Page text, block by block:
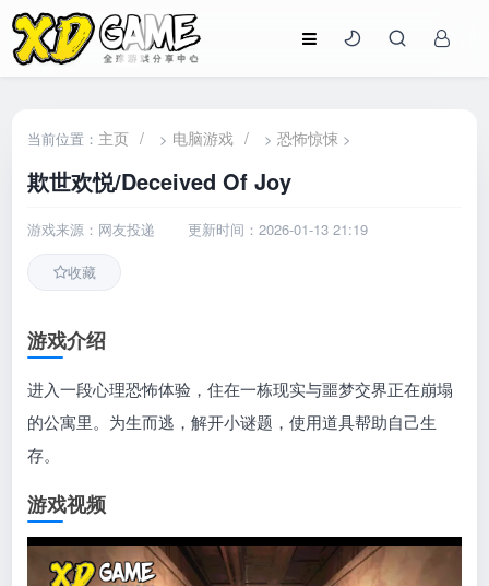
当前位置： 主页 / > 电脑游戏 / >恐怖惊悚 >
欺世欢悦/Deceived Of Joy
游戏来源：网友投递 更新时间：2026-01-13 21:19
收藏
游戏介绍
进入一段心理恐怖体验，住在一栋现实与噩梦交界正在崩塌
的公寓里。为生而逃，解开小谜题，使用道具帮助自己生
存。
游戏视频